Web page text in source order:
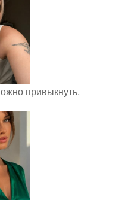
привыкнуть.